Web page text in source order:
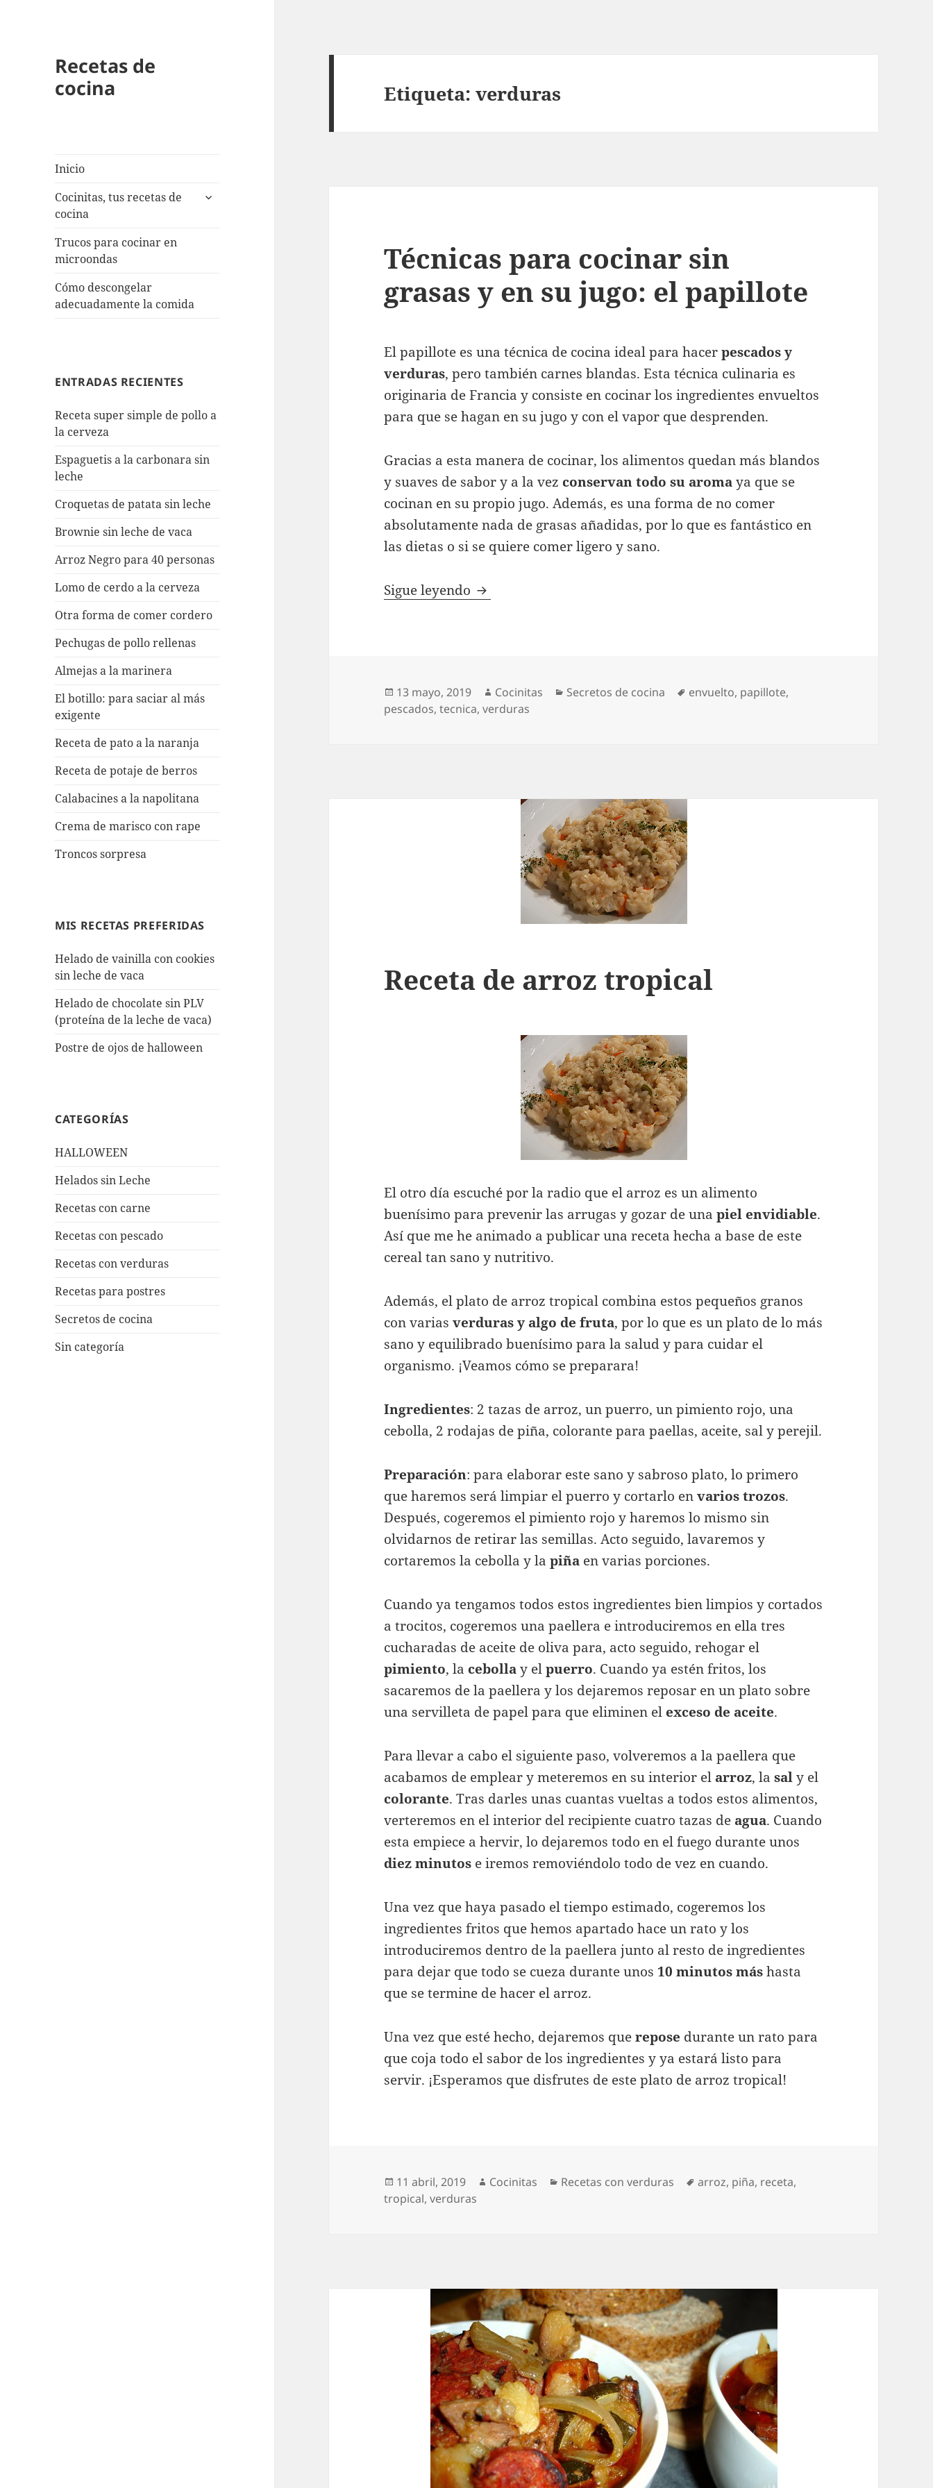
Recetas de
cocina
Inicio
Cocinitas, tus recetas de
cocina
expande
Trucos para cocinar en
microondas
Cómo descongelar
adecuadamente la comida
ENTRADAS RECIENTES
Receta super simple de pollo a
la cerveza
Espaguetis a la carbonara sin
leche
Croquetas de patata sin leche
Brownie sin leche de vaca
Arroz Negro para 40 personas
Lomo de cerdo a la cerveza
Otra forma de comer cordero
Pechugas de pollo rellenas
Almejas a la marinera
El botillo: para saciar al más
exigente
Receta de pato a la naranja
Receta de potaje de berros
Calabacines a la napolitana
Crema de marisco con rape
Troncos sorpresa
MIS RECETAS PREFERIDAS
Helado de vainilla con cookies
sin leche de vaca
Helado de chocolate sin PLV
(proteína de la leche de vaca)
Postre de ojos de halloween
CATEGORÍAS
HALLOWEEN
Helados sin Leche
Recetas con carne
Recetas con pescado
Recetas con verduras
Recetas para postres
Secretos de cocina
Sin categoría
Etiqueta:verduras
Técnicas para cocinar sin
grasas y en su jugo: el papillote
El papillote es una técnica de cocina ideal para hacerpescados y
verduras, pero también carnes blandas. Esta técnica culinaria es
originaria de Francia y consiste en cocinar los ingredientes envueltos
para que se hagan en su jugo y con el vapor que desprenden.
Gracias a esta manera de cocinar, los alimentos quedan más blandos
y suaves de sabor y a la vez conservan todo su aromaya que se
cocinan en su propio jugo. Además, es una forma de no comer
absolutamente nada de grasas añadidas, por lo que es fantástico en
las dietas o si se quiere comer ligero y sano.
Sigue leyendo Técnicas para cocinar sin grasas y en su jugo: el papillote
Publicado
el
13 mayo, 2019 Autor
Cocinitas Categorías
Secretos de cocina Etiquetas
envuelto, papillote,
pescados,tecnica,verduras
Receta de arroz tropical
El otro día escuché por la radio que el arroz es un alimento
buenísimo para prevenir las arrugas y gozar de unapiel envidiable.
Así que me he animado a publicar una receta hecha a base de este
cereal tan sano y nutritivo.
Además, el plato de arroz tropical combina estos pequeños granos
con variasverduras y algo de fruta, por lo que es un plato de lo más
sano y equilibrado buenísimo para la salud y para cuidar el
organismo. ¡Veamos cómo se preparara!
Ingredientes: 2 tazas de arroz, un puerro, un pimiento rojo, una
cebolla, 2 rodajas de piña, colorante para paellas, aceite, sal y perejil.
Preparación: para elaborar este sano y sabroso plato, lo primero
que haremos será limpiar el puerro y cortarlo envarios trozos.
Después, cogeremos el pimiento rojo y haremos lo mismo sin
olvidarnos de retirar las semillas. Acto seguido, lavaremos y
cortaremos la cebolla y lapiña en varias porciones.
Cuando ya tengamos todos estos ingredientes bien limpios y cortados
a trocitos, cogeremos una paellera e introduciremos en ella tres
cucharadas de aceite de oliva para, acto seguido, rehogar el
pimiento, la cebollay elpuerro. Cuando ya estén fritos, los
sacaremos de la paellera y los dejaremos reposar en un plato sobre
una servilleta de papel para que eliminen el exceso de aceite.
Para llevar a cabo el siguiente paso, volveremos a la paellera que
acabamos de emplear y meteremos en su interior el arroz, lasaly el
colorante. Tras darles unas cuantas vueltas a todos estos alimentos,
verteremos en el interior del recipiente cuatro tazas de agua. Cuando
esta empiece a hervir, lo dejaremos todo en el fuego durante unos
diez minutos e iremos removiéndolo todo de vez en cuando.
Una vez que haya pasado el tiempo estimado, cogeremos los
ingredientes fritos que hemos apartado hace un rato y los
introduciremos dentro de la paellera junto al resto de ingredientes
para dejar que todo se cueza durante unos 10 minutos máshasta
que se termine de hacer el arroz.
Una vez que esté hecho, dejaremos querepose durante un rato para
que coja todo el sabor de los ingredientes y ya estará listo para
servir. ¡Esperamos que disfrutes de este plato de arroz tropical!
Publicado
el
11 abril, 2019 Autor
Cocinitas Categorías
Recetas con verduras Etiquetas
arroz, piña, receta,
tropical,verduras